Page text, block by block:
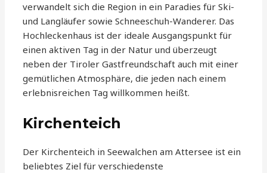
verwandelt sich die Region in ein Paradies für Ski-
und Langläufer sowie Schneeschuh-Wanderer. Das
Hochleckenhaus ist der ideale Ausgangspunkt für
einen aktiven Tag in der Natur und überzeugt
neben der Tiroler Gastfreundschaft auch mit einer
gemütlichen Atmosphäre, die jeden nach einem
erlebnisreichen Tag willkommen heißt.
Kirchenteich
Der Kirchenteich in Seewalchen am Attersee ist ein
beliebtes Ziel für verschiedenste